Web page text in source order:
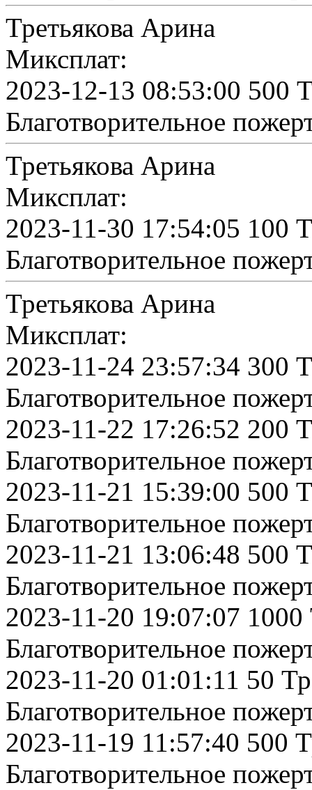
Третьякова Арина
Миксплат:
2023-12-13 08:53:00 500
Благотворительное
Третьякова Арина
Миксплат:
2023-11-30 17:54:05 100
Благотворительное
Третьякова Арина
Миксплат:
2023-11-24 23:57:34 300
Благотворительное
2023-11-22 17:26:52 200
Благотворительное
2023-11-21 15:39:00 500
Благотворительное
2023-11-21 13:06:48 500
Благотворительное
2023-11-20 19:07:07 1000
Благотворительное
2023-11-20 01:01:11 50
Благотворительное
2023-11-19 11:57:40 500
Благотворительное